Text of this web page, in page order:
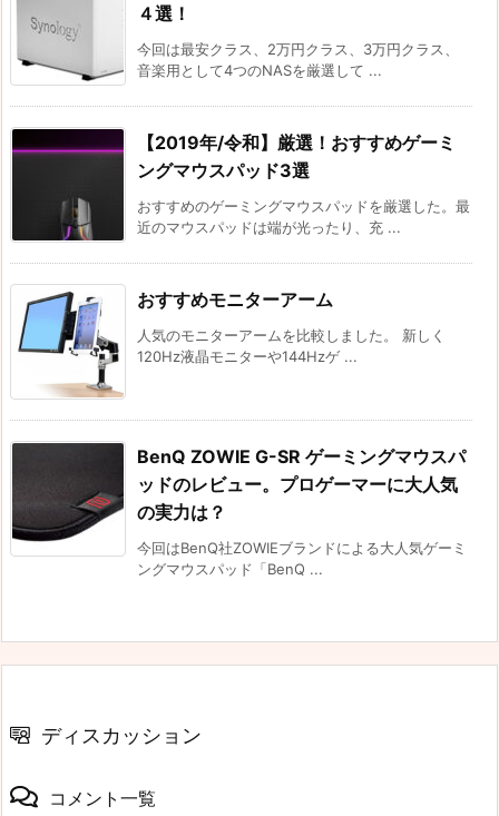
４選！
今回は最安クラス、2万円クラス、3万円クラス、
音楽用として4つのNASを厳選して ...
【2019年/令和】厳選！おすすめゲーミ
ングマウスパッド3選
おすすめのゲーミングマウスパッドを厳選した。最
近のマウスパッドは端が光ったり、充 ...
おすすめモニターアーム
人気のモニターアームを比較しました。 新しく
120Hz液晶モニターや144Hzゲ ...
BenQ ZOWIE G-SR ゲーミングマウスパ
ッドのレビュー。プロゲーマーに大人気
の実力は？
今回はBenQ社ZOWIEブランドによる大人気ゲーミ
ングマウスパッド「BenQ ...
ディスカッション
コメント一覧